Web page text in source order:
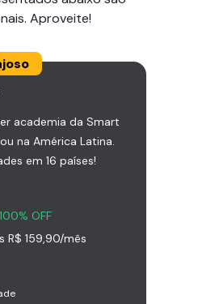
Aproveite!
academia da Smart
na América Latina.
em 16 países!
100% OFF
R$ 159,90/mês